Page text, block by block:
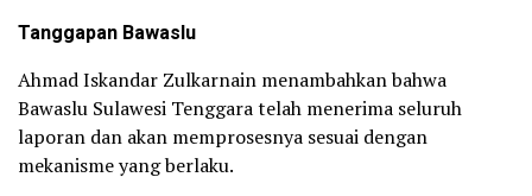
Tanggapan Bawaslu
Ahmad Iskandar Zulkarnain menambahkan bahwa
Bawaslu Sulawesi Tenggara telah menerima seluruh
laporan dan akan memprosesnya sesuai dengan
mekanisme yang berlaku.